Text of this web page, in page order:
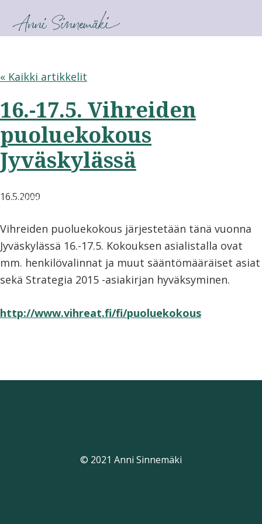
Anni Sinnemäki
« Kaikki artikkelit
16.-17.5. Vihreiden
puoluekokous
Jyväskylässä
16.5.2009
Vihreiden puoluekokous järjestetään tänä vuonna
Jyväskylässä 16.-17.5. Kokouksen asialistalla ovat
mm. henkilövalinnat ja muut sääntömääräiset asiat
sekä Strategia 2015 -asiakirjan hyväksyminen.
http://www.vihreat.fi/fi/puoluekokous
© 2021 Anni Sinnemäki
YHTEYSTIEDOT & MEDIA